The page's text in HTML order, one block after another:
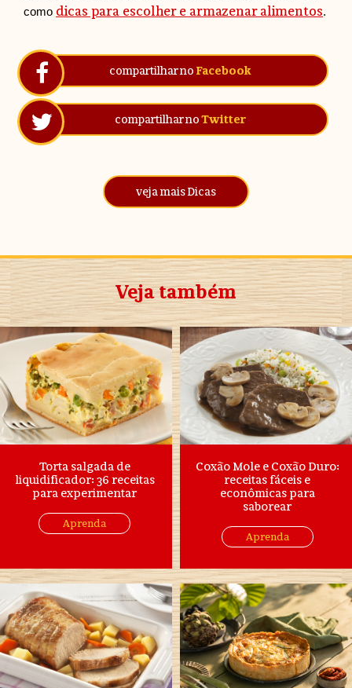
como dicas para escolher e armazenar alimentos.
compartilhar no Facebook
compartilhar noTwitter
veja mais Dicas
Veja também
Torta salgada de
liquidificador: 36 receitas
para experimentar
Aprenda
Coxão Mole e Coxão Duro:
receitas fáceis e
econômicas para
saborear
Aprenda